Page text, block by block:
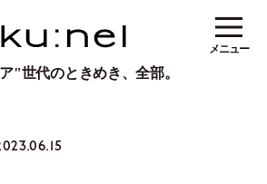
"世代のときめき、全部。
メニュー